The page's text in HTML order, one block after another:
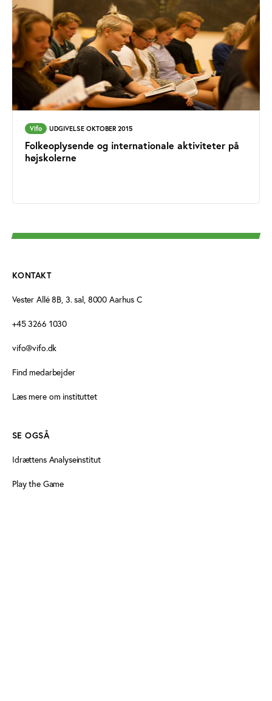
Vifo UDGIVELSE OKTOBER 2015
Folkeoplysende og internationale aktiviteter på
højskolerne
KONTAKT
Vester Allé 8B, 3. sal, 8000 Aarhus C
+45 3266 1030
vifo@vifo.dk
Find medarbejder
Læs mere om instituttet
SE OGSÅ
Idrættens Analyseinstitut
Play the Game